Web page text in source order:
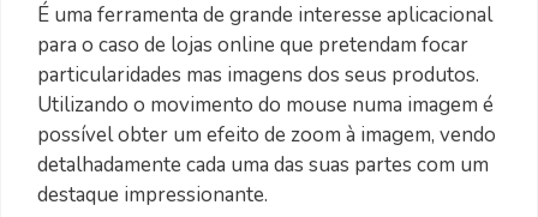
É uma ferramenta de grande interesse aplicacional
para o caso de lojas online que pretendam focar
particularidades mas imagens dos seus produtos.
Utilizando o movimento do mouse numa imagem é
possível obter um efeito de zoom à imagem, vendo
detalhadamente cada uma das suas partes com um
destaque impressionante.